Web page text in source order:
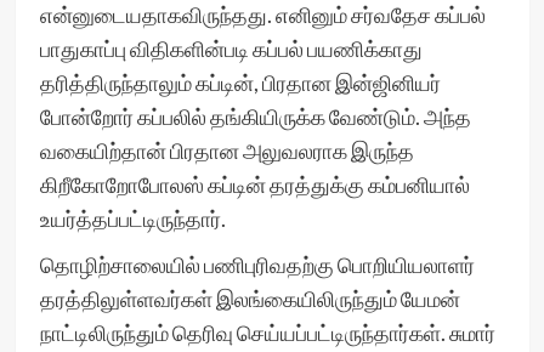
என்னுடையதாகவிருந்தது. எனினும் சர்வதேச கப்பல்
பாதுகாப்பு விதிகளின்படி கப்பல் பயணிக்காது
தரித்திருந்தாலும் கப்டின், பிரதான இன்ஜினியர்
போன்றோர் கப்பலில் தங்கியிருக்க வேண்டும். அந்த
வகையிற்தான் பிரதான அலுவலராக இருந்த
கிறீகோறோபோலஸ் கப்டின் தரத்துக்கு கம்பனியால்
உயர்த்தப்பட்டிருந்தார்.
தொழிற்சாலையில் பணிபுரிவதற்கு பொறியியலாளர்
தரத்திலுள்ளவர்கள் இலங்கையிலிருந்தும் யேமன்
நாட்டிலிருந்தும் தெரிவு செய்யப்பட்டிருந்தார்கள். சுமார்